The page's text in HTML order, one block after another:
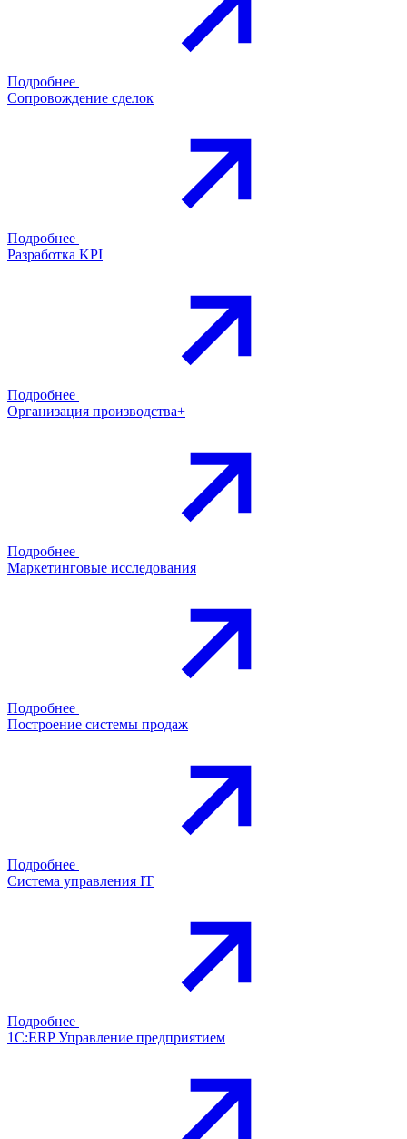
Подробнее
Сопровождение сделок
Подробнее
Разработка KPI
Подробнее
Организация производства+
Подробнее
Маркетинговые исследования
Подробнее
Построение системы продаж
Подробнее
Система управления IT
Подробнее
1С:ERP Управление предприятием